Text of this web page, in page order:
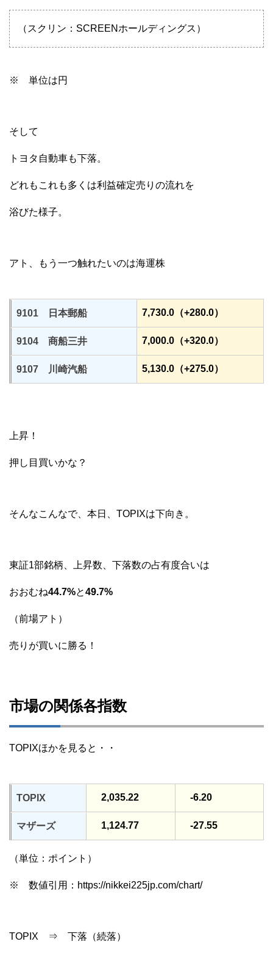
（スクリン：SCREENホールディングス）
※ 単位は円
そして
トヨタ自動車も下落。
どれもこれも多くは利益確定売りの流れを
浴びた様子。
アト、もう一つ触れたいのは海運株
9101 日本郵船 7,730.0（+280.0）
9104 商船三井 7,000.0（+320.0）
9107 川崎汽船 5,130.0（+275.0）
上昇！
押し目買いかな？
そんなこんなで、本日、TOPIXは下向き。
東証1部銘柄、上昇数、下落数の占有度合いは
おおむね44.7%と49.7%
（前場アト）
売りが買いに勝る！
市場の関係各指数
TOPIXほかを見ると・・
TOPIX 2,035.22 -6.20
マザーズ 1,124.77 -27.55
（単位：ポイント）
※ 数値引用：https://nikkei225jp.com/chart/
TOPIX ⇒ 下落（続落）